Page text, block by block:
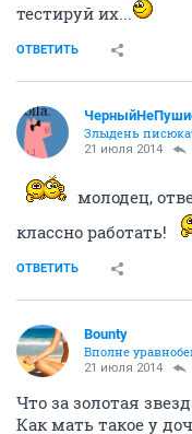
тестируй их...
ОТВЕТИТЬ
Злыдень
21 июля 2014
молодец,
классно работать!
ОТВЕТИТЬ
Bounty
Вполне
21 июля 2014
Что за золотая
Как мать такое у